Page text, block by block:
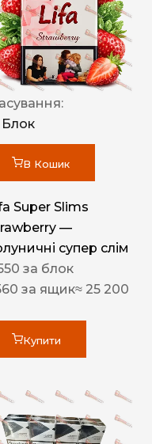
Блок
В Кошик
Super Slims
—
супер слім
за блок
за ящик≈ 25 200
Купити